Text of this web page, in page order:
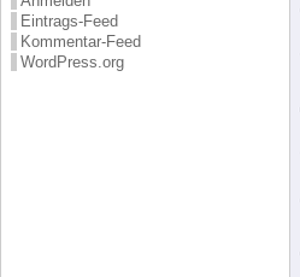
Eintrags-Feed
Kommentar-Feed
WordPress.org